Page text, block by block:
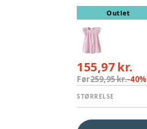
Outlet
155,97 kr.
Før259,95 kr.-40%
STØRRELSE